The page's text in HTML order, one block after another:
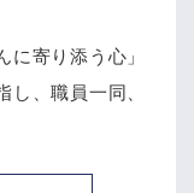
に寄り添う心」
し、職員一同、